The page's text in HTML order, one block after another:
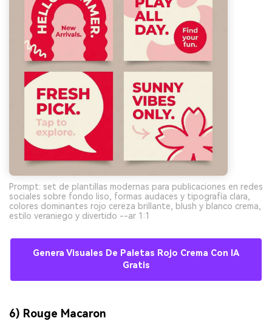
Prompt: set de plantillas modernas para publicaciones en redes
sociales sobre fondo liso, formas audaces y tipografía clara,
colores dominantes rojo cereza brillante, blush y blanco crema,
estilo veraniego y divertido --ar 1:1
Genera Visuales De Paletas Rojo Crema Con IA
Gratis
6) Rouge Macaron